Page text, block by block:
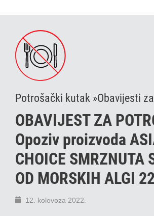
Potrošački kutak »Obavijesti
OBAVIJEST ZA
Opoziv proizvoda
CHOICE SMRZNUTA
OD MORSKIH ALGI
12. kolovoza 2022.